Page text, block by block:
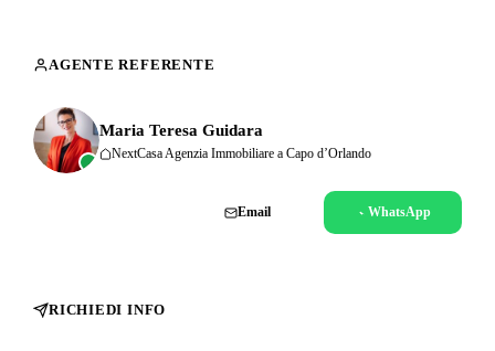
AGENTE REFERENTE
Maria Teresa Guidara
NextCasa Agenzia Immobiliare a Capo d’Orlando
Email WhatsApp
RICHIEDI INFO